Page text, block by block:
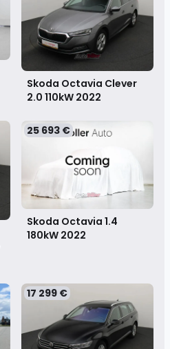
Skoda Octavia Clever
2.0 110kW 2022
25 693 €
Skoda Octavia 1.4
180kW 2022
17 299 €